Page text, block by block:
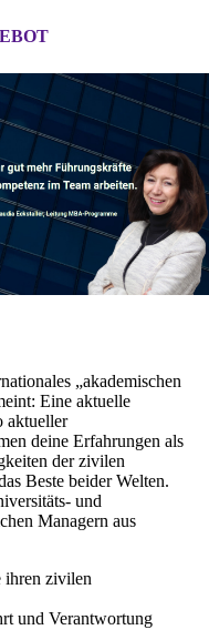
„akademischen
Eine aktuelle
aktueller
deine Erfahrungen als
der zivilen
Beste beider Welten.
und
Managern aus
ihren zivilen
und Verantwortung